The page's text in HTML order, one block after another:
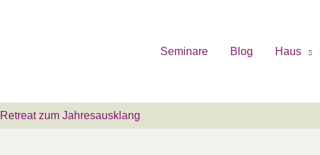
Seminare Blog Haus
zum Jahresausklang